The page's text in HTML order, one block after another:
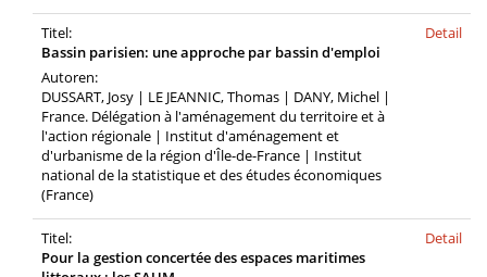
Titel:
Bassin parisien: une approche par bassin d'emploi
Autoren:
DUSSART, Josy | LE JEANNIC, Thomas | DANY, Michel |
France. Délégation à l'aménagement du territoire et à
l'action régionale | Institut d'aménagement et
d'urbanisme de la région d'Île-de-France | Institut
national de la statistique et des études économiques
(France)
Detail
Titel:
Pour la gestion concertée des espaces maritimes
Detail